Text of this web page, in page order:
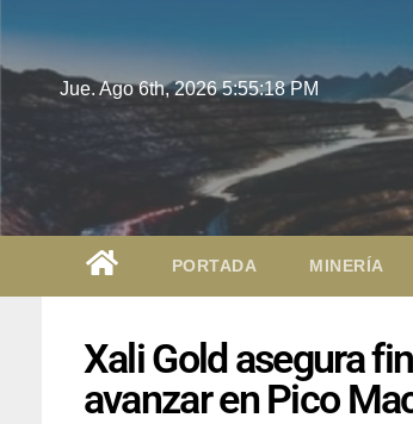
Jue. Ago 6th, 20265:55:19 PM
PORTADA MINERÍA
Xali Gold asegura
avanzar en Pico